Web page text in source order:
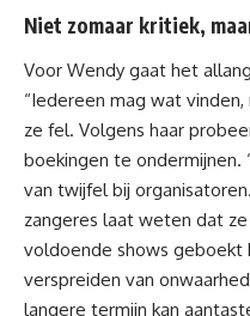
Niet zomaar kritiek,
Voor Wendy gaat het
“Iedereen mag wat
ze fel. Volgens haar
boekingen te ondermijnen.
van twijfel bij
zangeres laat weten dat
voldoende shows geboekt
verspreiden van
langere termijn kan